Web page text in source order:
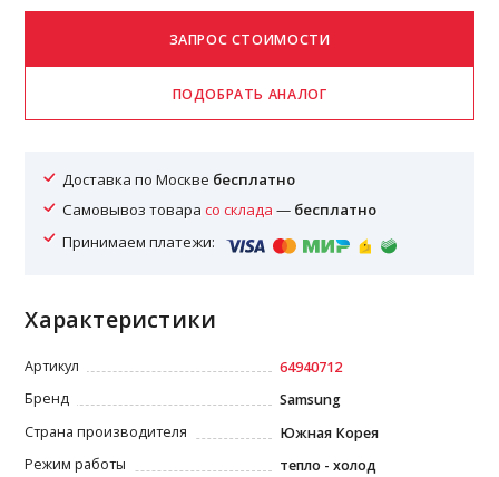
Доставка по Москве бесплатно
Самовывоз товарасо склада — бесплатно
Принимаем платежи:
Характеристики
Артикул
64940712
Бренд
Samsung
Страна производителя
Южная Корея
Режим работы
тепло - холод